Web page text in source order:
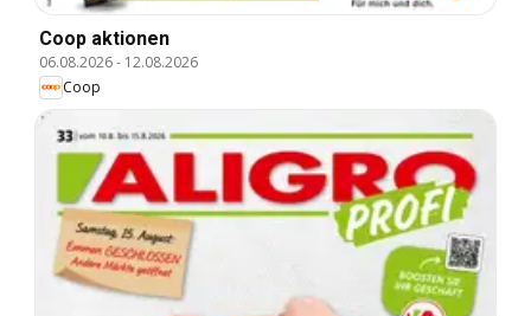
Coop aktionen
06.08.2026- 12.08.2026
Coop